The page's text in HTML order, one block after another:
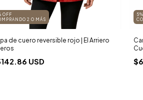
OFF
2 O MÁS
de cuero reversible rojo | El Arriero
USD